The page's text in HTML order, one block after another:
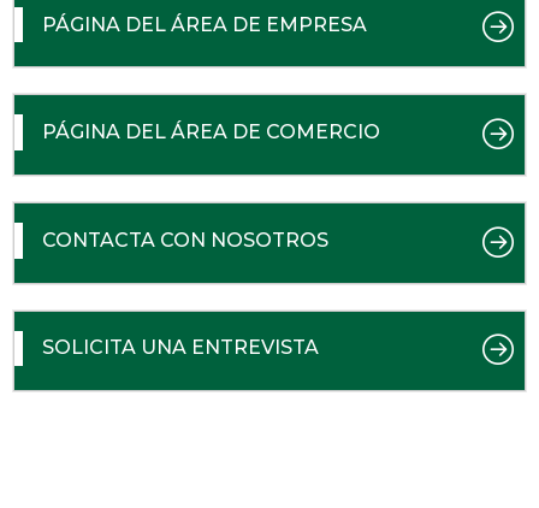
PÁGINA DEL ÁREA DE EMPRESA
PÁGINA DEL ÁREA DE COMERCIO
CONTACTA CON NOSOTROS
SOLICITA UNA ENTREVISTA